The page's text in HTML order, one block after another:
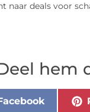
naar deals voor
hem